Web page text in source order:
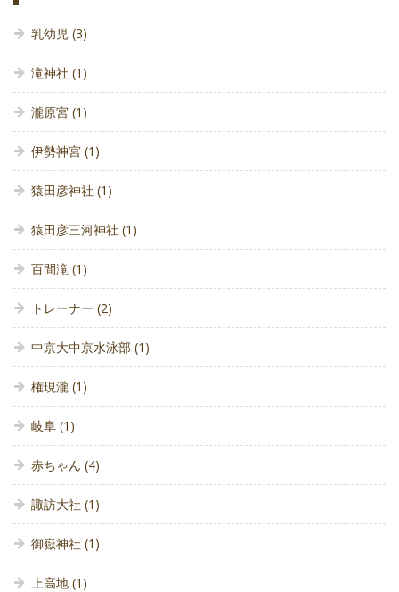
乳幼児 (3)
滝神社 (1)
瀧原宮 (1)
伊勢神宮 (1)
猿田彦神社 (1)
猿田彦三河神社 (1)
百間滝 (1)
トレーナー (2)
中京大中京水泳部 (1)
権現瀧 (1)
岐阜 (1)
赤ちゃん (4)
諏訪大社 (1)
御嶽神社 (1)
上高地 (1)